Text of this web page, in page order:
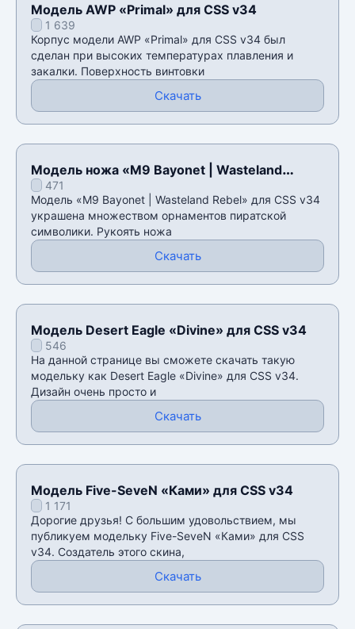
Модель AWP «Primal» для CSS v34
1 639
Корпус модели AWP «Primal» для CSS v34 был
сделан при высоких температурах плавления и
закалки. Поверхность винтовки
Скачать
Модель ножа «M9 Bayonet | Wasteland
Rebel» для CSS v34
471
Модель «M9 Bayonet | Wasteland Rebel» для CSS v34
украшена множеством орнаментов пиратской
символики. Рукоять ножа
Скачать
Модель Desert Eagle «Divine» для CSS v34
546
На данной странице вы сможете скачать такую
модельку как Desert Eagle «Divine» для CSS v34.
Дизайн очень просто и
Скачать
Модель Five-SeveN «Ками» для CSS v34
1 171
Дорогие друзья! С большим удовольствием, мы
публикуем модельку Five-SeveN «Ками» для CSS
v34. Создатель этого скина,
Скачать